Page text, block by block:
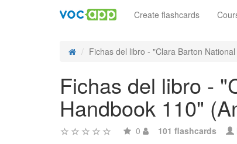
Create flashcards
Fichas del libro - "Clara Barton
Fichas del libro -
Handbook 110"
0 101 flashcards